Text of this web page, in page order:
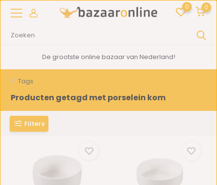
0 0
De grootste online bazaar van Nederland!
Tags
Producten getagd met porselein kom
Filters